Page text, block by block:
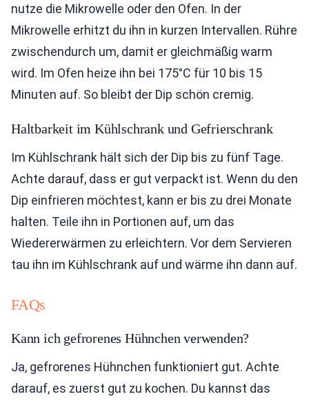
nutze die Mikrowelle oder den Ofen. In der
Mikrowelle erhitzt du ihn in kurzen Intervallen. Rühre
zwischendurch um, damit er gleichmäßig warm
wird. Im Ofen heize ihn bei 175°C für 10 bis 15
Minuten auf. So bleibt der Dip schön cremig.
Haltbarkeit im Kühlschrank und Gefrierschrank
Im Kühlschrank hält sich der Dip bis zu fünf Tage.
Achte darauf, dass er gut verpackt ist. Wenn du den
Dip einfrieren möchtest, kann er bis zu drei Monate
halten. Teile ihn in Portionen auf, um das
Wiedererwärmen zu erleichtern. Vor dem Servieren
tau ihn im Kühlschrank auf und wärme ihn dann auf.
FAQs
Kann ich gefrorenes Hühnchen verwenden?
Ja, gefrorenes Hühnchen funktioniert gut. Achte
darauf, es zuerst gut zu kochen. Du kannst das